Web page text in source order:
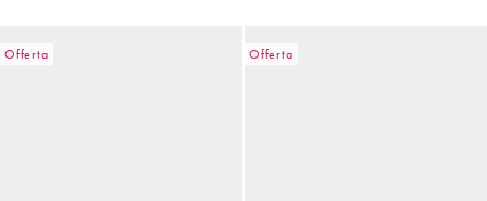
Offerta Offerta